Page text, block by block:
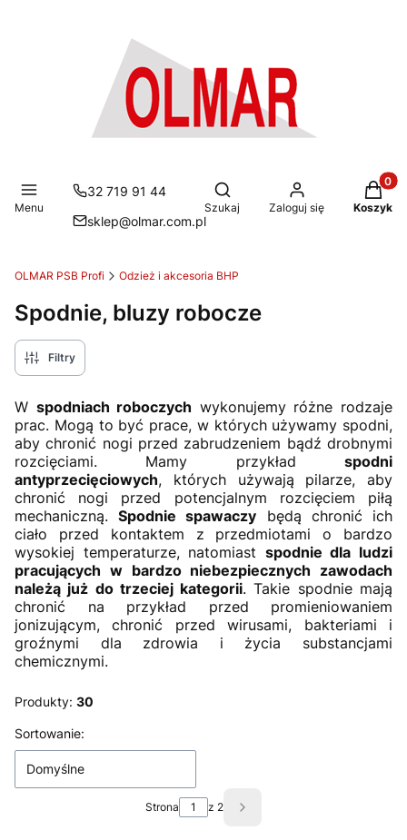
Menu
32 719 91 44
sklep@olmar.com.pl
Otwórz wyszukiwarkę
Szukaj Zaloguj się Koszyk
OLMAR PSB Profi Odzież i akcesoria BHP
Spodnie, bluzy robocze
Filtry
W spodniach roboczych wykonujemy różne rodzaje
prac. Mogą to być prace, w których używamy spodni,
aby chronić nogi przed zabrudzeniem bądź drobnymi
rozcięciami. Mamy przykład spodni
antyprzecięciowych, których używają pilarze, aby
chronić nogi przed potencjalnym rozcięciem piłą
mechaniczną.Spodnie spawaczy będą chronić ich
ciało przed kontaktem z przedmiotami o bardzo
wysokiej temperaturze, natomiast spodnie dla ludzi
pracujących w bardzo niebezpiecznych zawodach
należą już do trzeciej kategorii. Takie spodnie mają
chronić na przykład przed promieniowaniem
jonizującym, chronić przed wirusami, bakteriami i
groźnymi dla zdrowia i życia substancjami
chemicznymi.
Produkty: 30
Lista produktów
Sortowanie:
Domyślne
Strona z 2 Następne produkty